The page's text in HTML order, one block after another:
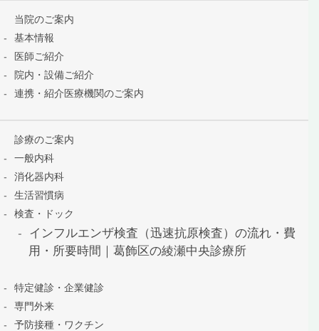
当院のご案内
基本情報
医師ご紹介
院内・設備ご紹介
連携・紹介医療機関のご案内
診療のご案内
一般内科
消化器内科
生活習慣病
検査・ドック
インフルエンザ検査（迅速抗原検査）の流れ・費
用・所要時間｜葛飾区の綾瀬中央診療所
特定健診・企業健診
専門外来
予防接種・ワクチン